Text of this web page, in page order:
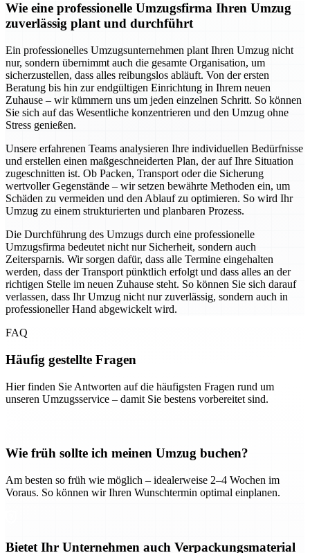
Wie eine professionelle Umzugsfirma Ihren Umzug
zuverlässig plant und durchführt
Ein professionelles Umzugsunternehmen plant Ihren Umzug nicht
nur, sondern übernimmt auch die gesamte Organisation, um
sicherzustellen, dass alles reibungslos abläuft. Von der ersten
Beratung bis hin zur endgültigen Einrichtung in Ihrem neuen
Zuhause – wir kümmern uns um jeden einzelnen Schritt. So können
Sie sich auf das Wesentliche konzentrieren und den Umzug ohne
Stress genießen.
Unsere erfahrenen Teams analysieren Ihre individuellen Bedürfnisse
und erstellen einen maßgeschneiderten Plan, der auf Ihre Situation
zugeschnitten ist. Ob Packen, Transport oder die Sicherung
wertvoller Gegenstände – wir setzen bewährte Methoden ein, um
Schäden zu vermeiden und den Ablauf zu optimieren. So wird Ihr
Umzug zu einem strukturierten und planbaren Prozess.
Die Durchführung des Umzugs durch eine professionelle
Umzugsfirma bedeutet nicht nur Sicherheit, sondern auch
Zeitersparnis. Wir sorgen dafür, dass alle Termine eingehalten
werden, dass der Transport pünktlich erfolgt und dass alles an der
richtigen Stelle im neuen Zuhause steht. So können Sie sich darauf
verlassen, dass Ihr Umzug nicht nur zuverlässig, sondern auch in
professioneller Hand abgewickelt wird.
FAQ
Häufig gestellte Fragen
Hier finden Sie Antworten auf die häufigsten Fragen rund um
unseren Umzugsservice – damit Sie bestens vorbereitet sind.
Wie früh sollte ich meinen Umzug buchen?
Am besten so früh wie möglich – idealerweise 2–4 Wochen im
Voraus. So können wir Ihren Wunschtermin optimal einplanen.
Bietet Ihr Unternehmen auch Verpackungsmaterial